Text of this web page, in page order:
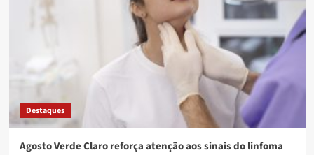
Destaques
Agosto Verde Claro reforça atenção aos sinais do linfoma